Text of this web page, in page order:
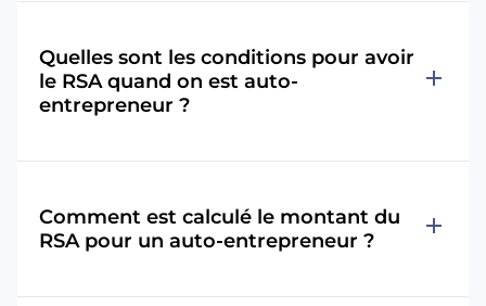
Quelles sont les conditions pour avoir
le RSA quand on est auto-
entrepreneur ?
add
Comment est calculé le montant du
RSA pour un auto-entrepreneur ?
add